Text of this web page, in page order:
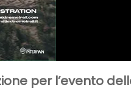
per l’evento